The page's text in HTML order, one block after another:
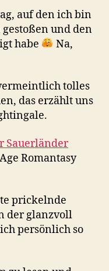
auf den ich bin
und den
habe
Na,
tolles
das erzählt uns
Sauerländer
Romantasy
prickelnde
der glanzvoll
persönlich so